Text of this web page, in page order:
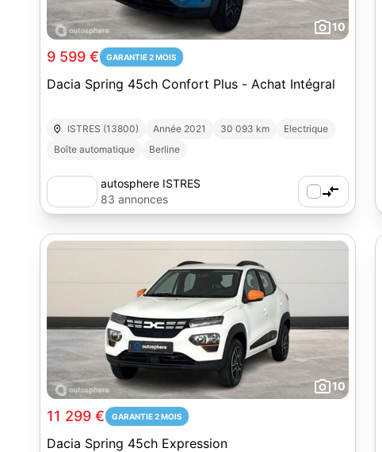
10
9 599 € GARANTIE 2 MOIS
Dacia Spring 45ch Confort Plus - Achat Intégral
ISTRES (13800) Année 2021 30 093 km
Electrique
Boîte automatique
Berline
autosphere ISTRES
83 annonces
10
11 299 € GARANTIE 2 MOIS
Dacia Spring 45ch Expression